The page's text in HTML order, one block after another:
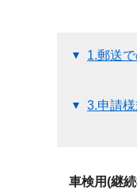
1.郵送
3.申請
車検用(継